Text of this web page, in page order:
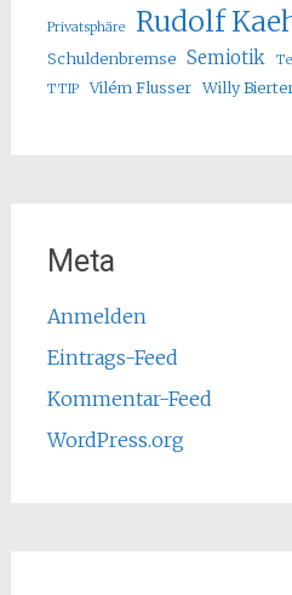
Privatsphäre Rudolf
Schuldenbremse Semiotik
TTIP
Vilém Flusser Willy
Meta
Anmelden
Eintrags-Feed
Kommentar-Feed
WordPress.org